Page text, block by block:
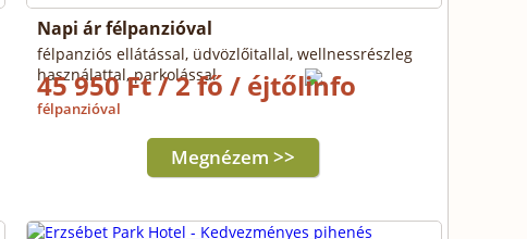
Napi ár félpanzióval
félpanziós ellátással, üdvözlőitallal, wellnessrészleg
használattal, parkolással
45 950 Ft / 2 fő / éjtől
félpanzióval
Megnézem >>